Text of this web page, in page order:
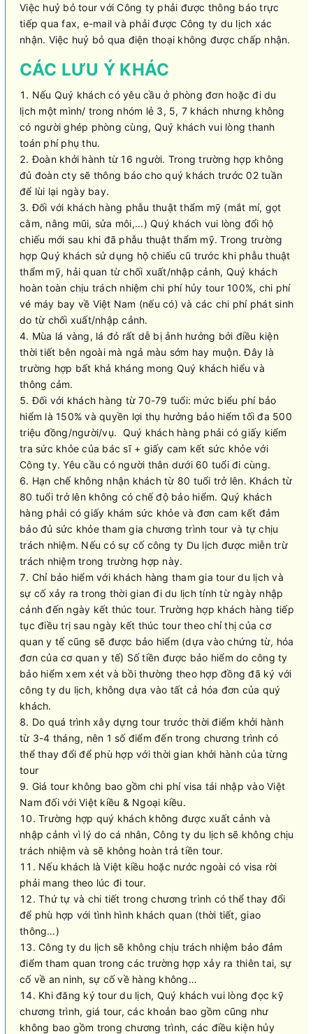
Việc huỷ bỏ tour với Công ty phải được thông báo trực
tiếp qua fax, e-mail và phải được Công ty du lịch xác
nhận. Việc huỷ bỏ qua điện thoại không được chấp nhận.
CÁC LƯU Ý KHÁC
Nếu Quý khách có yêu cầu ở phòng đơn hoặc đi du
lịch một mình/ trong nhóm lẻ 3, 5, 7 khách nhưng không
có người ghép phòng cùng, Quý khách vui lòng thanh
toán phí phụ thu.
Đoàn khởi hành từ 16 người. Trong trường hợp không
đủ đoàn cty sẽ thông báo cho quý khách trước 02 tuần
để lùi lại ngày bay.
Đối với khách hàng phẫu thuật thẩm mỹ (mắt mí, gọt
cằm, nâng mũi, sửa môi,...) Quý khách vui lòng đổi hộ
chiếu mới sau khi đã phẫu thuật thẩm mỹ. Trong trường
hợp Quý khách sử dụng hộ chiếu cũ trước khi phẫu thuật
thẩm mỹ, hải quan từ chối xuất/nhập cảnh, Quý khách
hoàn toàn chịu trách nhiệm chi phí hủy tour 100%, chi phí
vé máy bay về Việt Nam (nếu có) và các chi phí phát sinh
do từ chối xuất/nhập cảnh.
Mùa lá vàng, lá đỏ rất dễ bị ảnh hưởng bởi điều kiện
thời tiết bên ngoài mà ngả màu sớm hay muộn. Đây là
trường hợp bất khả kháng mong Quý khách hiểu và
thông cảm.
Đối với khách hàng từ 70-79 tuổi: mức biểu phí bảo
hiểm là 150% và quyền lợi thụ hưởng bảo hiểm tối đa 500
triệu đồng/người/vụ. Quý khách hàng phải có giấy kiểm
tra sức khỏe của bác sĩ + giấy cam kết sức khỏe với
Công ty. Yêu cầu có người thân dưới 60 tuổi đi cùng.
Hạn chế không nhận khách từ 80 tuổi trở lên. Khách từ
80 tuổi trở lên không có chế độ bảo hiểm. Quý khách
hàng phải có giấy khám sức khỏe và đơn cam kết đảm
bảo đủ sức khỏe tham gia chương trình tour và tự chịu
trách nhiệm. Nếu có sự cố công ty Du lịch được miễn trừ
trách nhiệm trong trường hợp này.
Chỉ bảo hiểm với khách hàng tham gia tour du lịch và
sự cố xảy ra trong thời gian đi du lịch tính từ ngày nhập
cảnh đến ngày kết thúc tour. Trường hợp khách hàng tiếp
tục điều trị sau ngày kết thúc tour theo chỉ thị của cơ
quan y tế cũng sẽ được bảo hiểm (dựa vào chứng từ, hóa
đơn của cơ quan y tế) Số tiền được bảo hiểm do công ty
bảo hiểm xem xét và bồi thường theo hợp đồng đã ký với
công ty du lịch, không dựa vào tất cả hóa đơn của quý
khách.
Do quá trình xây dựng tour trước thời điểm khởi hành
từ 3-4 tháng, nên 1 số điểm đến trong chương trình có
thể thay đổi để phù hợp với thời gian khởi hành của từng
tour
Giá tour không bao gồm chi phí visa tái nhập vào Việt
Nam đối với Việt kiều & Ngoại kiều.
Trường hợp quý khách không được xuất cảnh và
nhập cảnh vì lý do cá nhân, Công ty du lịch sẽ không chịu
trách nhiệm và sẽ không hoàn trả tiền tour.
Nếu khách là Việt kiều hoặc nước ngoài có visa rời
phải mang theo lúc đi tour.
Thứ tự và chi tiết trong chương trình có thể thay đổi
để phù hợp với tình hình khách quan (thời tiết, giao
thông…)
Công ty du lịch sẽ không chịu trách nhiệm bảo đảm
điểm tham quan trong các trường hợp xảy ra thiên tai, sự
cố về an ninh, sự cố về hàng không…
Khi đăng ký tour du lịch, Quý khách vui lòng đọc kỹ
chương trình, giá tour, các khoản bao gồm cũng như
không bao gồm trong chương trình, các điều kiện hủy